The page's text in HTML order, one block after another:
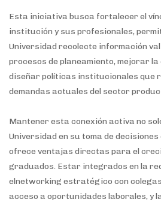
Esta iniciativa busca fortalecer el
institución y sus profesionales,
Universidad recolecte información
procesos de planeamiento, mejorar
diseñar políticas institucionales que
demandas actuales del sector
Mantener esta conexión activa no
Universidad en su toma de
ofrece ventajas directas para el
graduados. Estar integrados en la
elnetworking estratégico con
acceso a oportunidades laborales, y